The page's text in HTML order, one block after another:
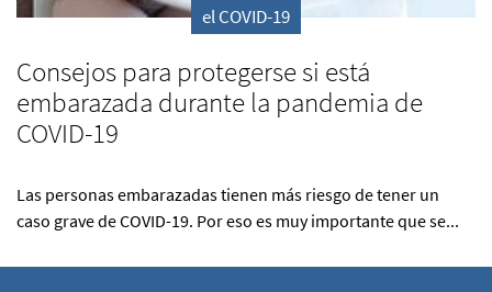
el COVID-19
Consejos para protegerse si está
embarazada durante la pandemia de
COVID-19
Las personas embarazadas tienen más riesgo de tener un
caso grave de COVID-19. Por eso es muy importante que se...